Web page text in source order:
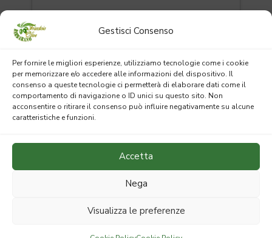
Gestisci Consenso
Per fornire le migliori esperienze, utilizziamo tecnologie come i cookie
per memorizzare e/o accedere alle informazioni del dispositivo. Il
consenso a queste tecnologie ci permetterà di elaborare dati come il
comportamento di navigazione o ID unici su questo sito. Non
acconsentire o ritirare il consenso può influire negativamente su alcune
caratteristiche e funzioni.
Accetta
Nega
Visualizza le preferenze
di cui:Saturi:16,7 g
Monoinsaturi:72,7 g
100% PRODOTTO ITALIANO